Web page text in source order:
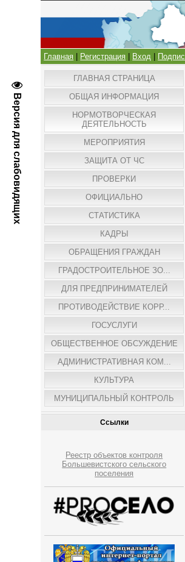
Версия для слабовидящих
Главная Регистрация Вход
ГЛАВНАЯ СТРАНИЦА
ОБЩАЯ ИНФОРМАЦИЯ
НОРМОТВОРЧЕСКАЯ
ДЕЯТЕЛЬНОСТЬ
МЕРОПРИЯТИЯ
ЗАЩИТА ОТ ЧС
ПРОВЕРКИ
ОФИЦИАЛЬНО
СТАТИСТИКА
КАДРЫ
ОБРАЩЕНИЯ ГРАЖДАН
ГРАДОСТРОИТЕЛЬНОЕ ЗО...
ДЛЯ ПРЕДПРИНИМАТЕЛЕЙ
ПРОТИВОДЕЙСТВИЕ КОРР...
ГОСУСЛУГИ
ОБЩЕСТВЕННОЕ ОБСУЖДЕНИЕ
АДМИНИСТРАТИВНАЯ КОМ...
КУЛЬТУРА
МУНИЦИПАЛЬНЫЙ КОНТРОЛЬ
Ссылки
Реестр объектов контроля
Большевистского сельского
поселения